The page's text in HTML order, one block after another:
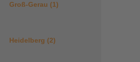
Groß-Gerau (1)
Heidelberg (2)